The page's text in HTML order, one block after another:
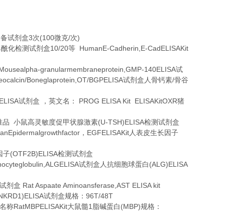
试剂盒3次(100微克/次)
化检测试剂盒10/20等 HumanE-Cadherin,E-CadELISAKit
granularmembraneprotein,GMP-140ELISA试
Boneglaprotein,OT/BGPELISA试剂盒人骨钙素/骨谷
试剂盒 ，英文名： PROG ELISA Kit ELISAKitOXR猪
品 小鼠高灵敏度促甲状腺激素(U-TSH)ELISA检测试剂盒
， EGFELISAKit人表皮生长因子
子(OTF2B)ELISA检测试剂盒
试剂盒人抗细胞球蛋白 (ALG)ELISA
试剂盒 Rat Aspaate Aminoansferase,AST ELISA kit
试剂盒规格： 96T/48T
称RatMBPELISAKit大鼠髓1 脂碱蛋白 (MBP)规格：